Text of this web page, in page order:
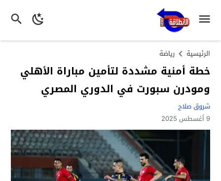
الرئيسية رياضة
خطة أمنية مشددة لتأمين مباراة الأهلي
ومودرن سبورت في الدوري المصري
شروق صلاح
9 أغسطس 2025